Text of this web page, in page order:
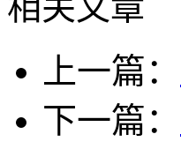
相关文章
上一篇：
下一篇：